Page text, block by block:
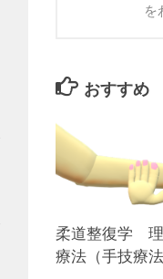
を
おすすめ
柔道整復学
療法（手技療法